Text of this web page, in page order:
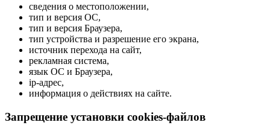
сведения о местоположении,
тип и версия ОС,
тип и версия Браузера,
тип устройства и разрешение его экрана,
источник перехода на сайт,
рекламная система,
язык ОС и Браузера,
ip-адрес,
информация о действиях на сайте.
Запрещение установки cookies-файлов